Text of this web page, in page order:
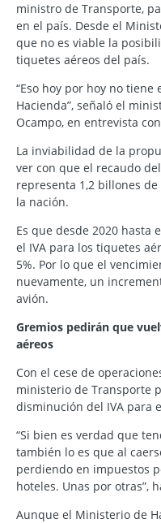
ministro de Transporte,
en el país. Desde el
que no es viable la
tiquetes aéreos del país.
“Eso hoy por hoy no
Hacienda”, señaló el
Ocampo, en entrevista
La inviabilidad de la
ver con que el recaudo
representa 1,2 billones
la nación.
Es que desde 2020 hasta
el IVA para los tiquetes
5%. Por lo que el
nuevamente, un
avión.
Gremios pedirán que
aéreos
Con el cese de
ministerio de Transporte
disminución del IVA para
“Si bien es verdad que
también lo es que al
perdiendo en impuestos
hoteles. Unas por otras”,
Aunque el Ministerio de